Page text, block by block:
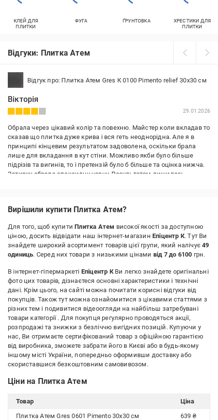
КЛЕЙ ДЛЯ
ПЛИТКИ
ФУГА ҐРУНТОВКА
ХРЕСТИКИ ДЛЯ
ПЛИТКИ
Відгуки: Плитка Атем
Відгук про: Плитка Атем Gres К 0100 Pimento relief 30x30 см
Вікторія
29.01.2026
Обрала через цікавий колір та повехню. Майстер коли вкладав то
сказав що плитка дуже крива і вся геть неоднорідна. Але я в
принципі кінцевим результатом задоволена, оскільки брала
лише для вкладання в кут стіни. Можливо якби було більше
підрізів та вигинів, то і претензій було б більше та оцінка нижча.
Затирку обрала епоксидну чорну. Результатом лишилась
світлою а інколи і темною. Білі дрібні вкраплення майже
зблизька.
Переваги:
цікавий дизайн
Недоліки:
геометрія та кривизна
Вирішили купити Плитка Атем?
Для того, щоб купитиПлитка Атем високої якості за доступною
ціною, досить відвідати наш інтернет-магазин Епіцентр К. Тут Ви
знайдете широкий асортимент товарів цієї групи, який налічує49
одиниць. Серед них товари з низькими цінами від 7 до 6100 грн.
В інтернет-гіпермаркеті Епіцентр КВи легко знайдете оригінальні
фото цих товарів, дізнаєтеся основні характеристики і технічні
дані. Крім цього, на сайті можна почитати корисні відгуки від
покупців. Також тут можна ознайомитися з цікавими статтями з
різних тем і подивитися відеоогляди на найбільш затребувані
товари категорії . Для покупця регулярно проводяться акції,
розпродажі та знижки з безліччю вигідних позицій. Купуючи у
нас, Ви отримаєте сертифікований товар з офіційною гарантією
від виробника, зможете забрати його в Києві або в будь-якому
іншому місті України, попередньо оформивши доставку або
скориставшися безкоштовним самовивозом.
Ціни на Плитка Атем
Товар
Ціна
Плитка Атем Gres 0601 Pimento 30x30 см
639 ₴